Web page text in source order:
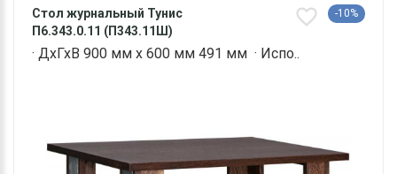
Стол журнальный Тунис
П6.343.0.11 (П343.11Ш)
-10%
· ДхГхВ 900 мм х 600 мм 491 мм · Испо..